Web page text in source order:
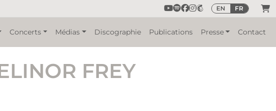
EN FR
Concerts Médias Discographie Publications Presse Contact
FREY